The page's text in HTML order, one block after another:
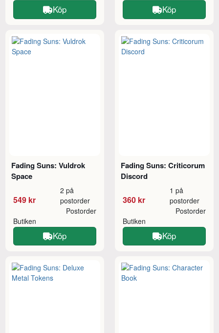
Köp Köp
Fading Suns: Vuldrok
Space
549 kr
2 på
postorder
Butiken
Postorder
Köp
Fading Suns: Criticorum
Discord
360 kr
1 på
postorder
Butiken
Postorder
Köp